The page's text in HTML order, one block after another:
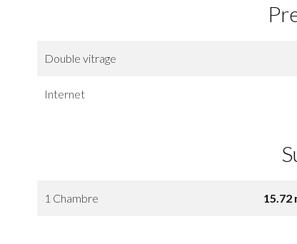
Double vitrage
Internet
1 Chambre 15.72